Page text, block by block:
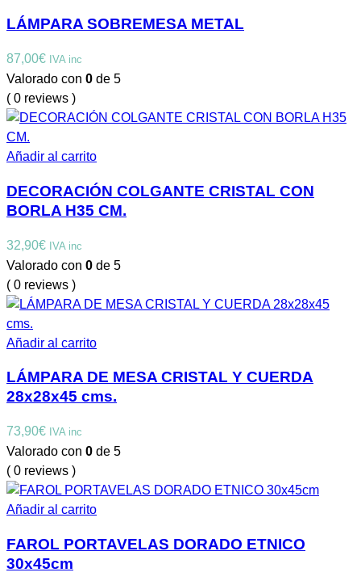
LÁMPARA SOBREMESA METAL
87,00€ IVA inc
Valorado con 0 de 5
( 0 reviews )
Añadir al carrito
DECORACIÓN COLGANTE CRISTAL CON
BORLA H35 CM.
32,90€ IVA inc
Valorado con 0 de 5
( 0 reviews )
Añadir al carrito
LÁMPARA DE MESA CRISTAL Y CUERDA
28x28x45 cms.
73,90€ IVA inc
Valorado con 0 de 5
( 0 reviews )
Añadir al carrito
FAROL PORTAVELAS DORADO ETNICO
30x45cm